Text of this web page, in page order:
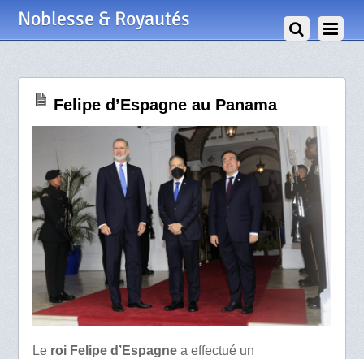
Noblesse & Royautés
Felipe d’Espagne au Panama
Le roi Felipe d’Espagnea effectué un